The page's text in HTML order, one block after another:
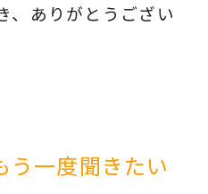
、ありがとうござい
う一度聞きたい